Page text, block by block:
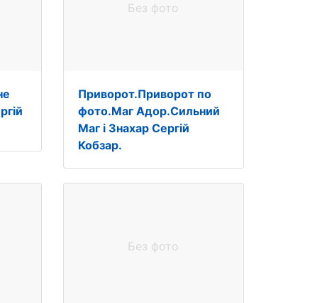
Без фото
Приворот.Приворот по
фото.Маг Адор.Сильний
Маг і Знахар Сергій
Кобзар.
Без фото